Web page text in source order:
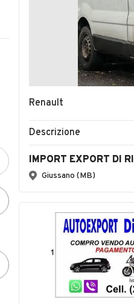
Renault
Descrizione
IMPORT EXPORT DI
Giussano (MB)